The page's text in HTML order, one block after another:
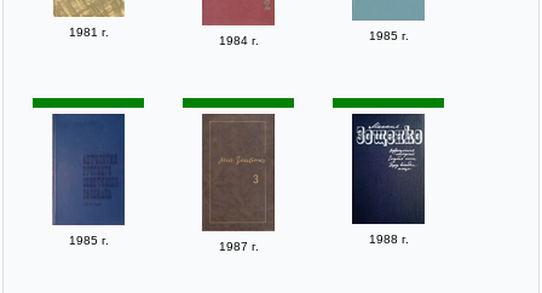
1981 г.
1984 г. 1985 г.
1985 г. 1987 г.
1988 г.